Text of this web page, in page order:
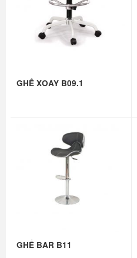
GHẾ XOAY B09.1
GHẾ BAR B11